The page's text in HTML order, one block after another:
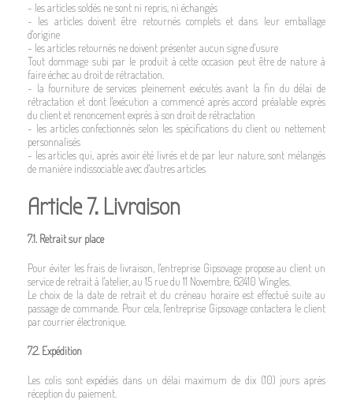
- les articles soldés ne sont ni repris, ni échangés
- les articles doivent être retournés complets et dans leur emballage
d'origine
- les articles retournés ne doivent présenter aucun signe d'usure
Tout dommage subi par le produit à cette occasion peut être de nature à
faire échec au droit de rétractation.
- la fourniture de services pleinement exécutés avant la fin du délai de
rétractation et dont l'exécution a commencé après accord préalable exprès
du client et renoncement exprès à son droit de rétractation
- les articles confectionnés selon les spécifications du client ou nettement
personnalisés
- les articles qui, après avoir été livrés et de par leur nature, sont mélangés
de manière indissociable avec d'autres articles
Article 7. Livraison
7.1. Retrait sur place
Pour éviter les frais de livraison, l'entreprise Gipsovage propose au client un
service de retrait à l'atelier, au 15 rue du 11 Novembre, 62410 Wingles.
Le choix de la date de retrait et du créneau horaire est effectué suite au
passage de commande. Pour cela, l'entreprise Gipsovage contactera le client
par courrier électronique.
7.2. Expédition
Les colis sont expédiés dans un délai maximum de dix (10) jours après
réception du paiement.